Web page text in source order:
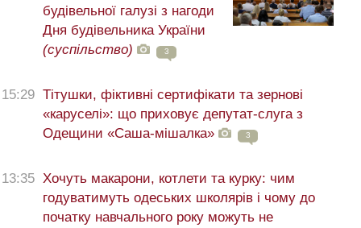
будівельної галузі з нагоди
Дня будівельника України
(суспільство)
3
15:29 Тітушки, фіктивні сертифікати та зернові
«каруселі»: що приховує депутат-слуга з
Одещини «Саша-мішалка»
3
13:35 Хочуть макарони, котлети та курку: чим
годуватимуть одеських школярів і чому до
початку навчального року можуть не